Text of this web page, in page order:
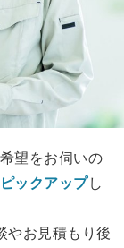
望をお伺いの
ックアップし
やお見積もり後